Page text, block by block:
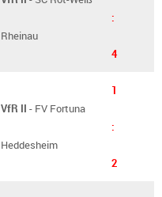
Rheinau
:
4
VfR II - FV Fortuna
Heddesheim
1
:
2